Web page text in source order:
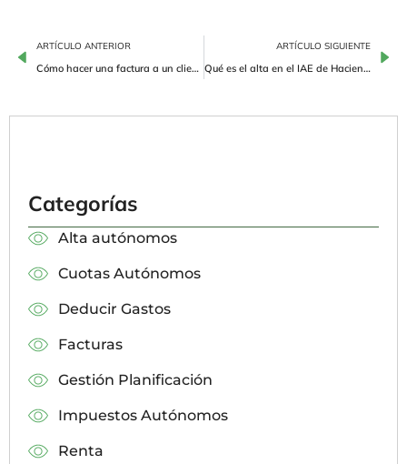
ARTÍCULO ANTERIOR
Cómo hacer una factura a un cliente de un país extranjero
ARTÍCULO SIGUIENTE
Qué es el alta en el IAE de Hacienda
Categorías
Alta autónomos
Cuotas Autónomos
Deducir Gastos
Facturas
Gestión Planificación
Impuestos Autónomos
Renta